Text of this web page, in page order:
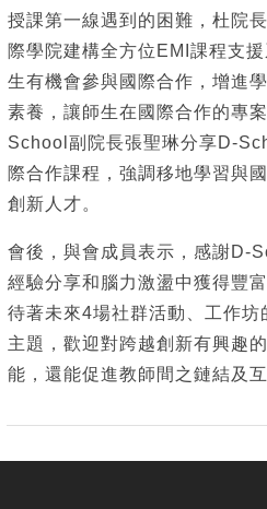
授課第一線遇到的困難，杜院
際學院建構全方位EMI課程支
生有機會參與國際合作，增進
素養，讓師生在國際合作的專
School副院長張聖琳分享D-
際合作課程，強調移地學習與
創新人才。
會後，與會成員表示，感謝D-
經驗分享和腦力激盪中獲得豐
待著未來4場社群活動、工作
主題，歡迎對跨越創新有興趣
能，還能促進教師間之鏈結及